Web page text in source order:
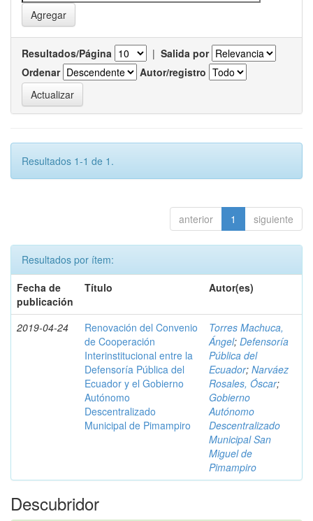
Resultados/Página | Salida por
Ordenar
Autor/registro
Resultados 1-1 de 1.
anterior 1 siguiente
Resultados por ítem:
Fecha de
publicación
Título Autor(es)
2019-04-24
Renovación del Convenio
de Cooperación
Interinstitucional entre la
Defensoría Pública del
Ecuador y el Gobierno
Autónomo
Descentralizado
Municipal de Pimampiro
Torres Machuca,
Ángel; Defensoría
Pública del
Ecuador; Narváez
Rosales, Óscar;
Gobierno
Autónomo
Descentralizado
Municipal San
Miguel de
Pimampiro
Descubridor